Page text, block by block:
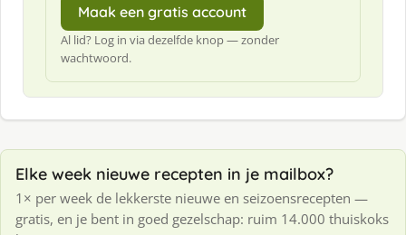
Maak een gratis account
Al lid? Log in via dezelfde knop — zonder
wachtwoord.
Elke week nieuwe recepten in je mailbox?
1× per week de lekkerste nieuwe en seizoensrecepten —
gratis, en je bent in goed gezelschap: ruim 14.000 thuiskoks